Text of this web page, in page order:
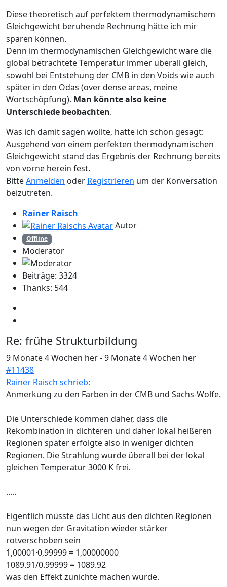
Diese theoretisch auf perfektem thermodynamischem
Gleichgewicht beruhende Rechnung hätte ich mir
sparen können.
Denn im thermodynamischen Gleichgewicht wäre die
global betrachtete Temperatur immer überall gleich,
sowohl bei Entstehung der CMB in den Voids wie auch
später in den Odas (over dense areas, meine
Wortschöpfung). Man könnte also keine
Unterschiede beobachten.
Was ich damit sagen wollte, hatte ich schon gesagt:
Ausgehend von einem perfekten thermodynamischen
Gleichgewicht stand das Ergebnis der Rechnung bereits
von vorne herein fest.
BitteAnmelden oder Registrieren um der Konversation
beizutreten.
Rainer Raisch
Autor
Offline
Moderator
Beiträge: 3324
Thanks: 544
Re: frühe Strukturbildung
9 Monate 4 Wochen her-9 Monate 4 Wochen her
#11438
Rainer Raisch schrieb:
Anmerkung zu den Farben in der CMB und Sachs-Wolfe.
Die Unterschiede kommen daher, dass die
Rekombination in dichteren und daher lokal heißeren
Regionen später erfolgte also in weniger dichten
Regionen. Die Strahlung wurde überall bei der lokal
gleichen Temperatur 3000 K frei.
.....
Eigentlich müsste das Licht aus den dichten Regionen
nun wegen der Gravitation wieder stärker
rotverschoben sein
1,00001·0,99999 = 1,00000000
1089.91/0.99999 = 1089.92
was den Effekt zunichte machen würde.